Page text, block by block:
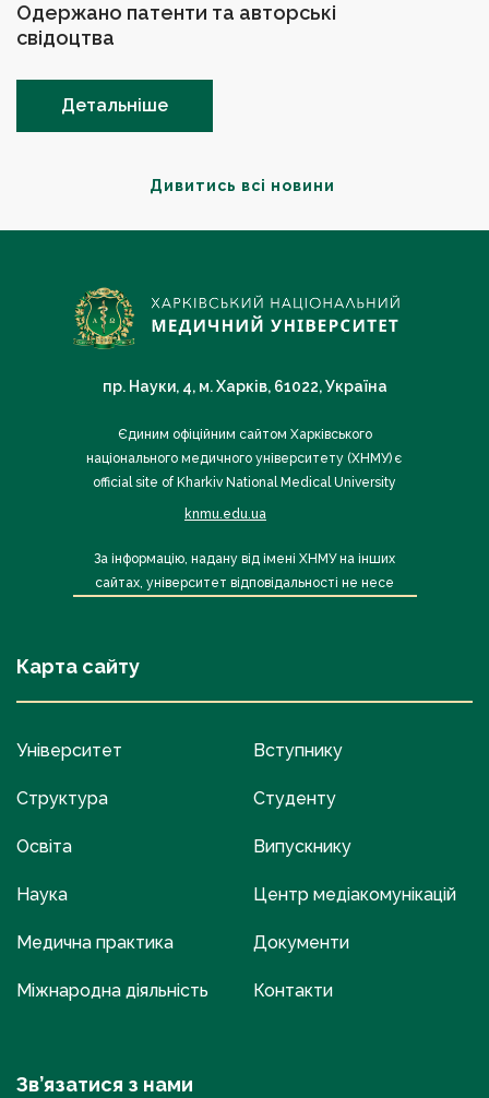
Дивитись всі новини
Одержано патенти та авторські
свідоцтва
Детальніше
пр. Науки, 4, м. Харків, 61022, Україна
Єдиним офіційним сайтом Харківського
національного медичного університету (ХНМУ) є
official site of Kharkiv National Medical University
knmu.edu.ua
За інформацію, надану від імені ХНМУ на інших
сайтах, університет відповідальності не несе
Карта сайту
Університет
Структура
Освіта
Наука
Медична практика
Міжнародна діяльність
Вступнику
Студенту
Випускнику
Центр медіакомунікацій
Документи
Контакти
Зв’язатися з нами